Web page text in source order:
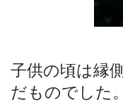
子供の頃は縁
だものでした